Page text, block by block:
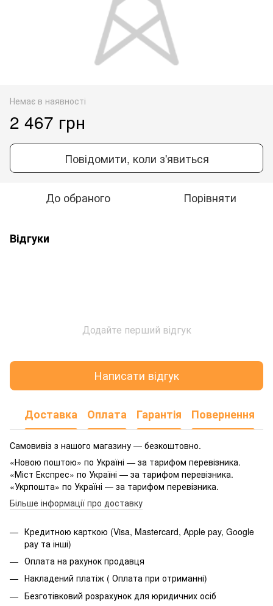
Немає в наявності
2 467 грн
Повідомити, коли з'явиться
До обраного Порівняти
Відгуки
Додайте перший відгук
Написати відгук
Доставка Оплата Гарантія Повернення
Самовивіз з нашого магазину — безкоштовно.
«Новою поштою» по Україні — за тарифом перевізника.
«Міст Експрес» по Україні — за тарифом перевізника.
«Укрпошта» по Україні — за тарифом перевізника.
Більше інформації про доставку
Кредитною карткою (Visa, Mastercard, Apple pay, Google
pay та інші)
Оплата на рахунок продавця
Накладений платіж ( Оплата при отриманні)
Безготівковий розрахунок для юридичних осіб